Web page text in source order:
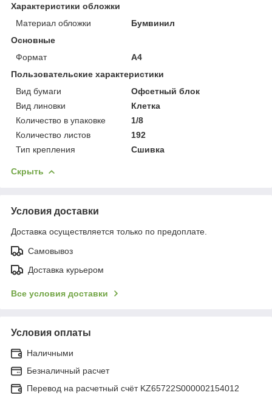
Характеристики обложки
Материал обложки
Бумвинил
Основные
Формат
A4
Пользовательские характеристики
Вид бумаги
Офсетный блок
Вид линовки
Клетка
Количество в упаковке
1/8
Количество листов
192
Тип крепления
Сшивка
Скрыть
Условия доставки
Доставка осуществляется только по предоплате.
Самовывоз
Доставка курьером
Все условия доставки
Условия оплаты
Наличными
Безналичный расчет
Перевод на расчетный счёт KZ65722S000002154012